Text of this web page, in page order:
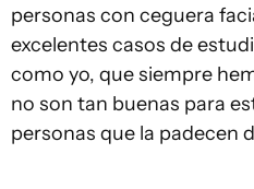
personas con ceguera
excelentes casos de
como yo, que siempre
no son tan buenas para
personas que la padecen